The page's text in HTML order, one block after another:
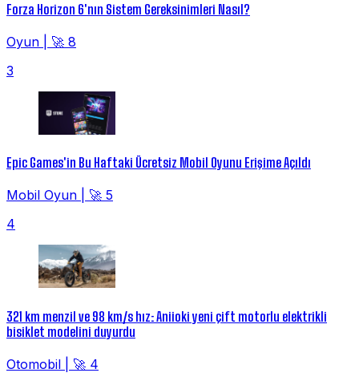
Forza Horizon 6'nın Sistem Gereksinimleri Nasıl?
Oyun
🚀 8
3
Epic Games'in Bu Haftaki Ücretsiz Mobil Oyunu Erişime Açıldı
Mobil Oyun
🚀 5
4
321 km menzil ve 98 km/s hız: Aniioki yeni çift motorlu elektrikli
bisiklet modelini duyurdu
Otomobil 🚀 4